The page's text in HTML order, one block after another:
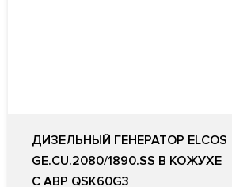
ДИЗЕЛЬНЫЙ ГЕНЕРАТОР ELCOS
GE.CU.2080/1890.SS В КОЖУХЕ
С АВР QSK60G3